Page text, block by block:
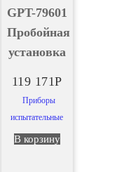
GPT-79601
Пробойная
установка
119 171Р
Приборы
испытательные
В корзину